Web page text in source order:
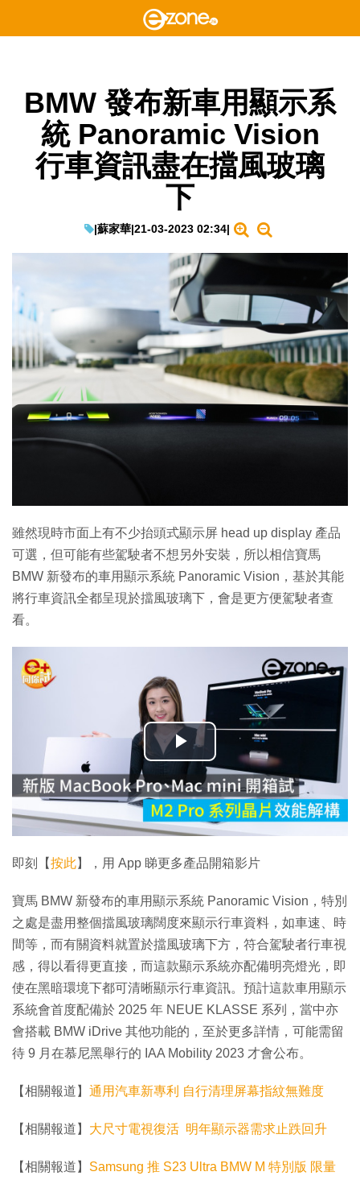
BMW 發布新車用顯示系
統 Panoramic Vision
行車資訊盡在擋風玻璃
下
|蘇家華|21-03-2023 02:34|
雖然現時市面上有不少抬頭式顯示屏 head up display 產品
可選，但可能有些駕駛者不想另外安裝，所以相信寶馬
BMW 新發布的車用顯示系統 Panoramic Vision，基於其能
將行車資訊全都呈現於擋風玻璃下，會是更方便駕駛者查
看。
播
放
影
片
即刻【按此】，用 App 睇更多產品開箱影片
寶馬 BMW 新發布的車用顯示系統 Panoramic Vision，特別
之處是盡用整個擋風玻璃闊度來顯示行車資料，如車速、時
間等，而有關資料就置於擋風玻璃下方，符合駕駛者行車視
感，得以看得更直接，而這款顯示系統亦配備明亮燈光，即
使在黑暗環境下都可清晰顯示行車資訊。預計這款車用顯示
系統會首度配備於 2025 年 NEUE KLASSE 系列，當中亦
會搭載 BMW iDrive 其他功能的，至於更多詳情，可能需留
待 9 月在慕尼黑舉行的 IAA Mobility 2023 才會公布。
【相關報道】 通用汽車新專利 自行清理屏幕指紋無難度
【相關報道】 大尺寸電視復活 明年顯示器需求止跌回升
【相關報道】 Samsung 推 S23 Ultra BMW M 特別版 限量